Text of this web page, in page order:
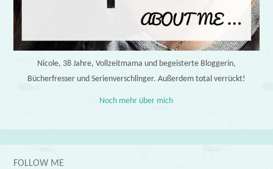
Nicole, 38 Jahre, Vollzeitmama und begeisterte Bloggerin,
Bücherfresser und Serienverschlinger. Außerdem total verrückt!
Noch mehr über mich
FOLLOW ME